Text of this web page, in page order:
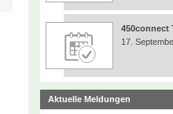
450connect
17.
Aktuelle Meldungen